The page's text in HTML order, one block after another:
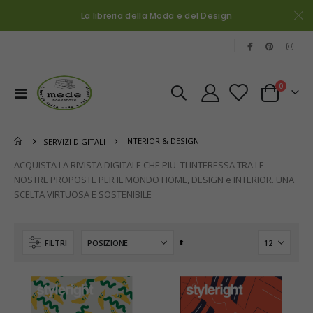
La libreria della Moda e del Design
Toggle
Nav
Cart
0elementi
SERVIZI DIGITALI INTERIOR & DESIGN
ACQUISTA LA RIVISTA DIGITALE CHE PIU' TI INTERESSA TRA LE
NOSTRE PROPOSTE PER IL MONDO HOME, DESIGN e INTERIOR. UNA
SCELTA VIRTUOSA E SOSTENIBILE
FILTRI
Imposta
decrescente